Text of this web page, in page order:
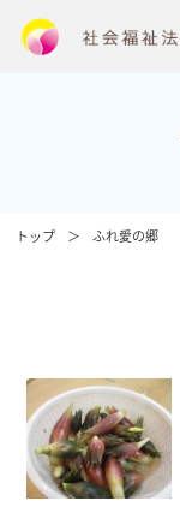
トップ ふれ愛の郷